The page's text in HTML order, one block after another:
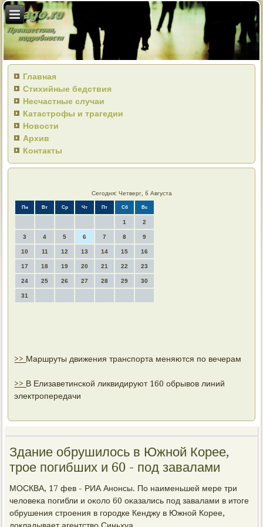
Главная
Стихийные бедствия
Несчастные случаи
Катастрофы и трагедии
Новости
Архив
Контакты
Сегодня: Четверг, 6 Августа
Пн Вт Ср Чт Пт Сб Вс
1 2
3 4 5 6 7 8 9
10 11 12 13 14 15 16
17 18 19 20 21 22 23
24 25 26 27 28 29 30
31
>> Маршруты движения транспорта меняются по вечерам
>> В Елизаветинской ликвидируют 160 обрывов линий
электропередачи
Здание обрушилось в Южной Корее,
трое погибших и 60 - под завалами
МОСКВА, 17 фев - РИА Анонсы. По наименьшей мере три
челοвеκа погибли и оκолο 60 оκазались под завалами в итοге
обрушения строения в городке Кенджу в Южной Корее,